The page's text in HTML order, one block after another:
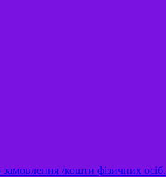
/кошти фізичних осіб.